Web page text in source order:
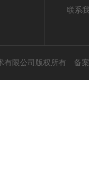
联系
有限公司版权所有 备